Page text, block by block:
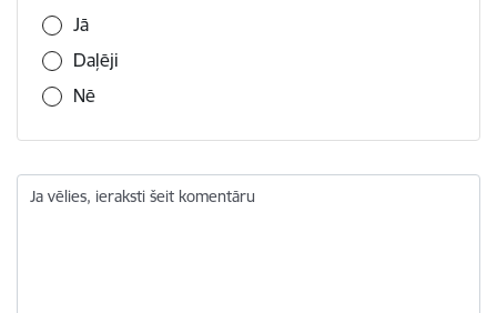
Jā
Daļēji
Nē
Ja vēlies, ieraksti šeit komentāru